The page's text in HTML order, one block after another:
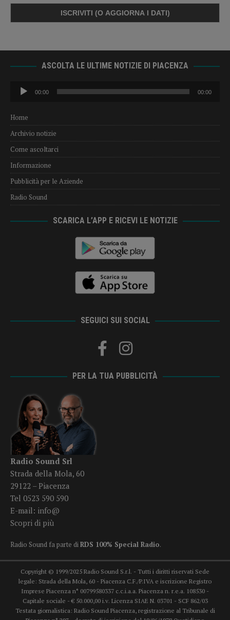
ASCOLTA LE ULTIME NOTIZIE DI PIACENZA
Audio
Player
00:00 00:00
Home
Archivio notizie
Come ascoltarci
Informazione
Pubblicità per le Aziende
Radio Sound
SCARICA L’APP E RICEVI LE NOTIZIE
SEGUICI SUI SOCIAL
PER LA TUA PUBBLICITÀ
Radio Sound Srl
Strada della Mola, 60
29122 – Piacenza
Tel 0523 590 590
E-mail: info@
Scopri di più
Radio Sound fa parte diRDS 100% Special Radio.
Copyright © 1999/2025 Radio Sound S.r.l. - Tutti i diritti riservati Sede
legale: Strada della Mola, 60 - Piacenza C.F./P.IVA e iscrizione Registro
Imprese Piacenza n° 00799580337 c.c.i.a.a. Piacenza n. r.e.a. 108530 -
Capitale sociale - € 50.000,00 i.v. Licenza SIAE N. 03701 - SCF 862/03
Testata giornalistica: Radio Sound Piacenza, registrazione al Tribunale di